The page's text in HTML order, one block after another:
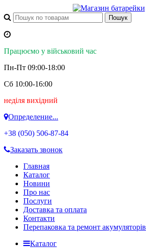
Працюємо у військовий час
Пн-Пт 09:00-18:00
Сб 10:00-16:00
неділя вихідний
Определение...
+38 (050) 506-87-84
Заказать звонок
Главная
Каталог
Новини
Про нас
Послуги
Доставка та оплата
Контакти
Перепаковка та ремонт акумуляторів
Каталог